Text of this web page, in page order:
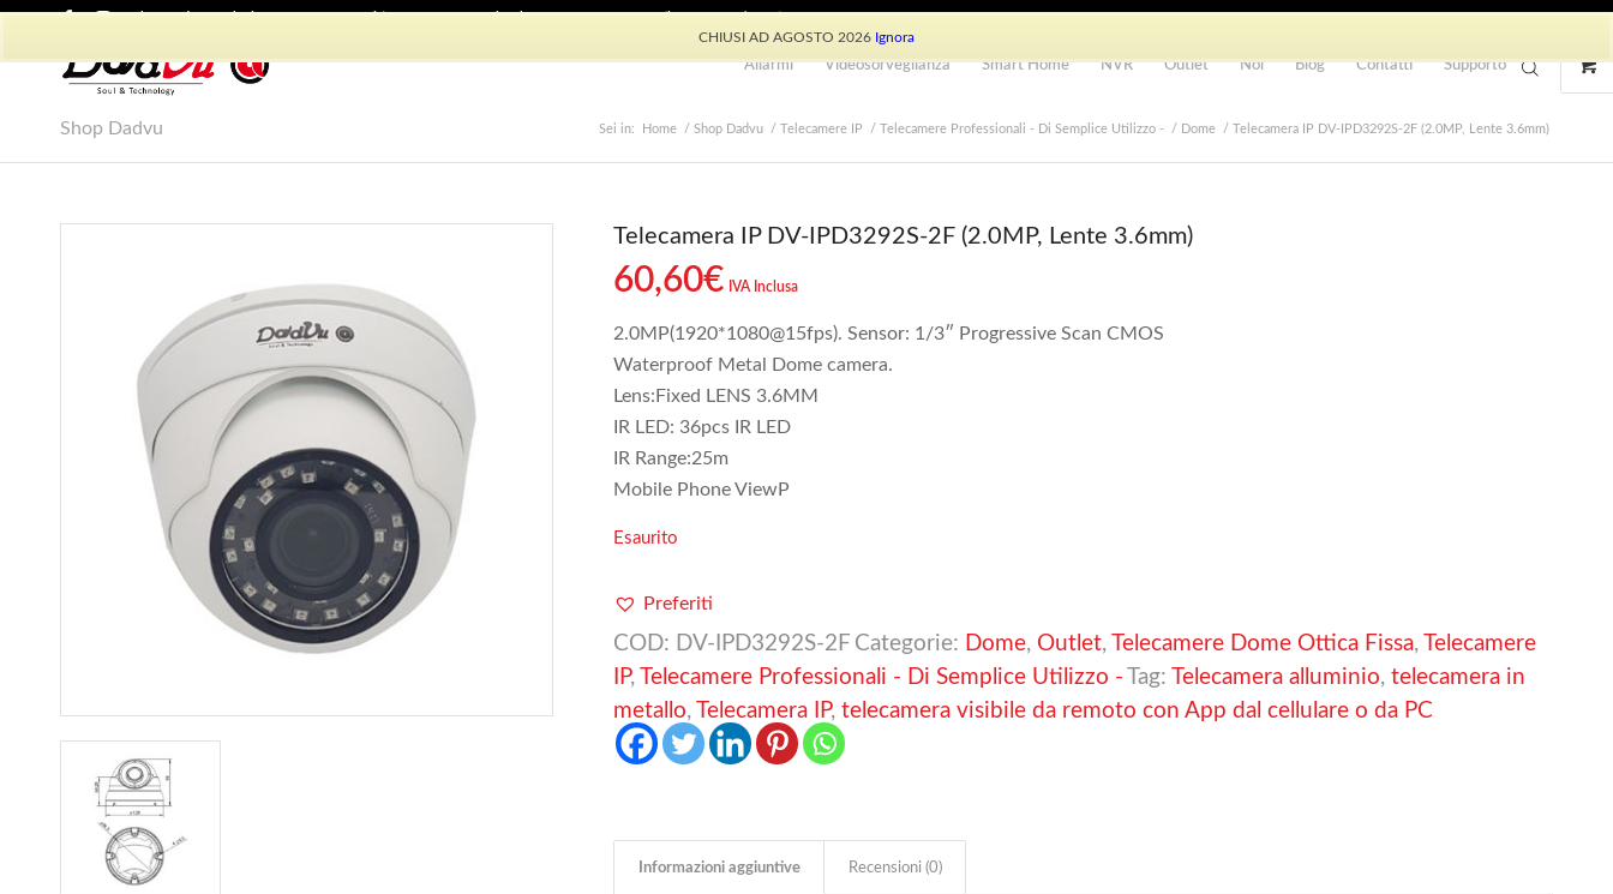
CHIUSI AD AGOSTO 2026 Ignora
Allarmi Videosorveglianza Smart Home NVR Outlet Noi Blog Contatti Supporto
Shop Dadvu Sei in: Home / Shop Dadvu / Telecamere IP / Telecamere Professionali - Di Semplice Utilizzo - / Dome / Telecamera IP DV-IPD3292S-2F (2.0MP, Lente 3.6mm)
Telecamera IP DV-IPD3292S-2F (2.0MP, Lente 3.6mm)
60,60€ IVA Inclusa
2.0MP(1920*1080@15fps). Sensor: 1/3″ Progressive Scan CMOS
Waterproof Metal Dome camera.
Lens:Fixed LENS 3.6MM
IR LED: 36pcs IR LED
IR Range:25m
Mobile Phone ViewP
Esaurito
Preferiti
COD: DV-IPD3292S-2F Categorie: Dome, Outlet, Telecamere Dome Ottica Fissa, Telecamere
IP, Telecamere Professionali - Di Semplice Utilizzo - Tag: Telecamera alluminio, telecamera in
metallo, Telecamera IP, telecamera visibile da remoto con App dal cellulare o da PC
Informazioni aggiuntive Recensioni (0)